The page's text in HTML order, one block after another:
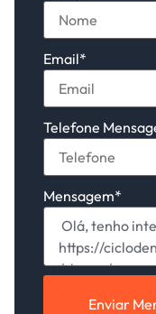
Email*
Telefone
Mensagem*
Enviar